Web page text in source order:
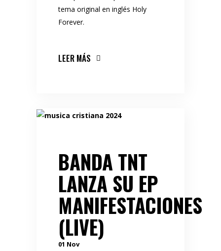
tema original en inglés Holy
Forever.
LEER MÁS
BANDA TNT
LANZA SU EP
MANIFESTACIONES
(LIVE)
01 Nov